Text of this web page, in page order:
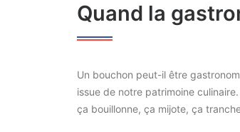
Quand la
Un bouchon peut-il être
issue de notre patrimoine
ça bouillonne, ça mijote, ça